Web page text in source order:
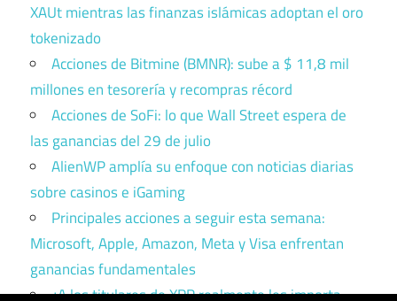
XAUt mientras las finanzas islámicas adoptan el oro
tokenizado
Acciones de Bitmine (BMNR): sube a $ 11,8 mil
millones en tesorería y recompras récord
Acciones de SoFi: lo que Wall Street espera de
las ganancias del 29 de julio
AlienWP amplía su enfoque con noticias diarias
sobre casinos e iGaming
Principales acciones a seguir esta semana:
Microsoft, Apple, Amazon, Meta y Visa enfrentan
ganancias fundamentales
¿A los titulares de XRP realmente les importa